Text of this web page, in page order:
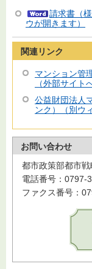
請求書（
ウが開きます）
関連リンク
マンション管
（外部サイト
公益財団法人
ンク）（別ウ
お問い合わせ
都市政策部都市
電話番号：0797-
ファクス番号：